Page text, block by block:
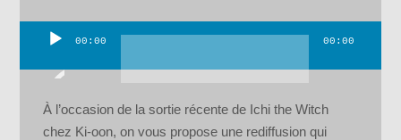
00:00 00:00
À l’occasion de la sortie récente de Ichi the Witch
chez Ki-oon, on vous propose une rediffusion qui